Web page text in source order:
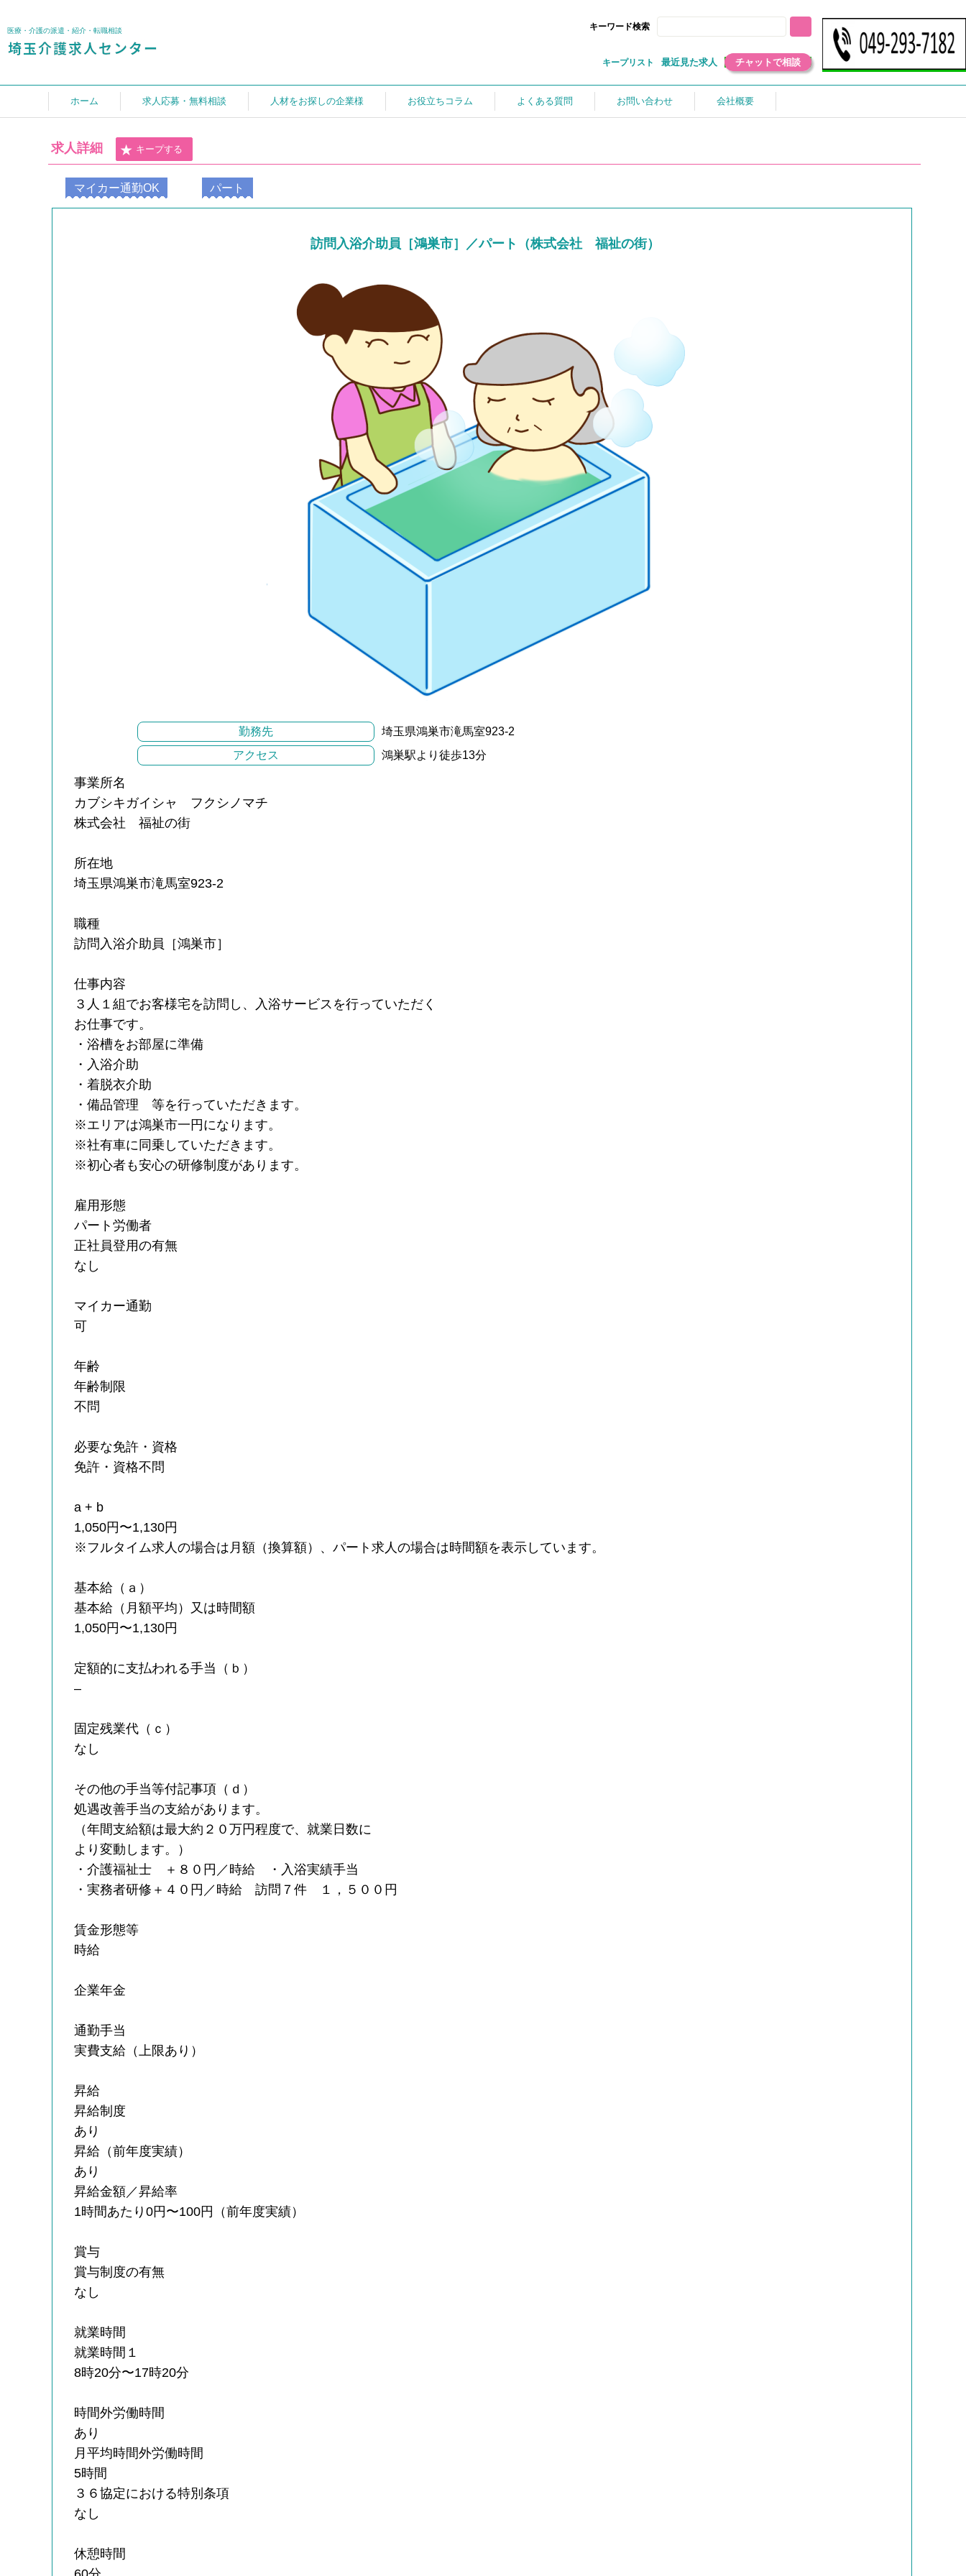
医療・介護の派遣・紹介・転職相談 キーワード検索
キープリスト 最近見た求人 チャットで相談
ホーム 求人応募・無料相談 人材をお探しの企業様 お役立ちコラム よくある質問 お問い合わせ 会社概要
求人詳細 キープする
マイカー通勤OK パート
訪問入浴介助員［鴻巣市］／パート（株式会社 福祉の街）
勤務先
埼玉県鴻巣市滝馬室923-2
アクセス
鴻巣駅より徒歩13分
事業所名
カブシキガイシャ フクシノマチ
株式会社 福祉の街
所在地
埼玉県鴻巣市滝馬室923-2
職種
訪問入浴介助員［鴻巣市］
仕事内容
３人１組でお客様宅を訪問し、入浴サービスを行っていただく
お仕事です。
・浴槽をお部屋に準備
・入浴介助
・着脱衣介助
・備品管理 等を行っていただきます。
※エリアは鴻巣市一円になります。
※社有車に同乗していただきます。
※初心者も安心の研修制度があります。
雇用形態
パート労働者
正社員登用の有無
なし
マイカー通勤
可
年齢
年齢制限
不問
必要な免許・資格
免許・資格不問
a + b
1,050円〜1,130円
※フルタイム求人の場合は月額（換算額）、パート求人の場合は時間額を表示しています。
基本給（ａ）
基本給（月額平均）又は時間額
1,050円〜1,130円
定額的に支払われる手当（ｂ）
–
固定残業代（ｃ）
なし
その他の手当等付記事項（ｄ）
処遇改善手当の支給があります。
（年間支給額は最大約２０万円程度で、就業日数に
より変動します。）
・介護福祉士 ＋８０円／時給 ・入浴実績手当
・実務者研修＋４０円／時給 訪問７件 １，５００円
賃金形態等
時給
企業年金
通勤手当
実費支給（上限あり）
昇給
昇給制度
あり
昇給（前年度実績）
あり
昇給金額／昇給率
1時間あたり0円〜100円（前年度実績）
賞与
賞与制度の有無
なし
就業時間
就業時間１
8時20分〜17時20分
時間外労働時間
あり
月平均時間外労働時間
5時間
３６協定における特別条項
なし
休憩時間